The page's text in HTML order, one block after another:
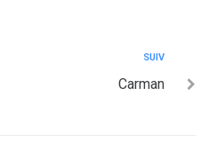
SUIV
Carman